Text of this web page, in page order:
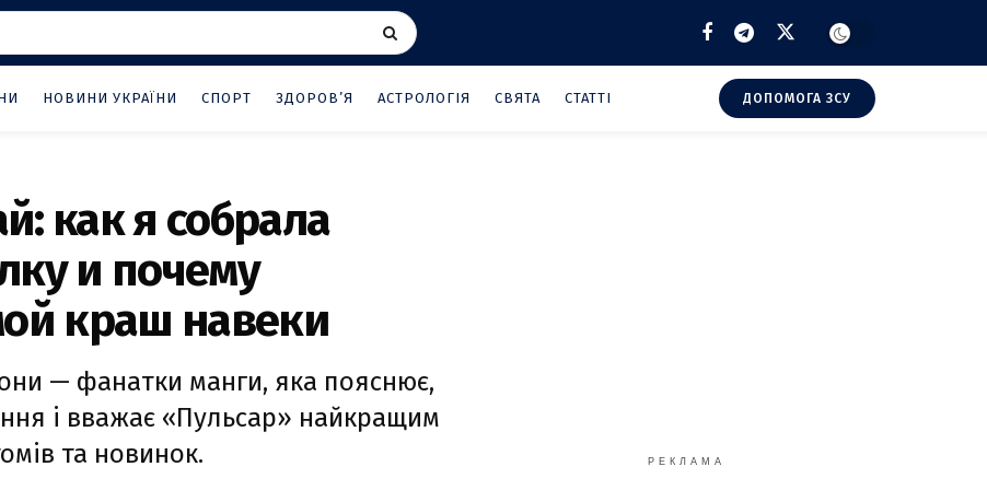
НОВИНИ УКРАЇНИ СПОРТ ЗДОРОВ’Я АСТРОЛОГІЯ СВЯТА СТАТТІ ДОПОМОГА ЗСУ
как я собрала
и почему
краш навеки
— фанатки манги, яка пояснює,
і вважає «Пульсар» найкращим
та новинок.
РЕКЛАМА